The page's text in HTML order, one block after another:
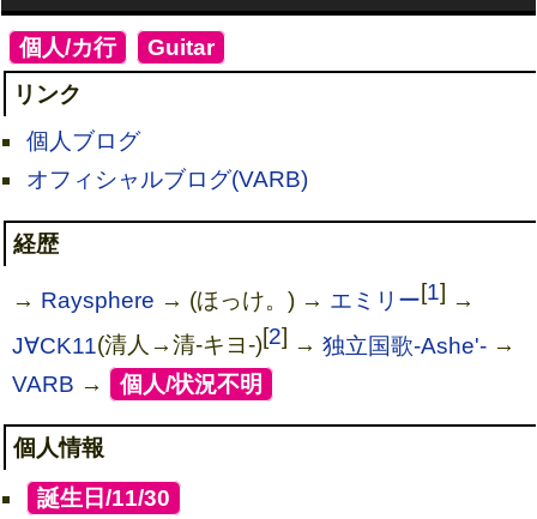
個人/カ行] Guitar]
リンク
個人ブログ
オフィシャルブログ(VARB)
経歴
→ Raysphere → (ほっけ。) → エミリー[1] →
J∀CK11(清人→清-キヨ-)[2] →独立国歌-Ashe'- →
VARB → [個人/状況不明
個人情報
誕生日/11/30